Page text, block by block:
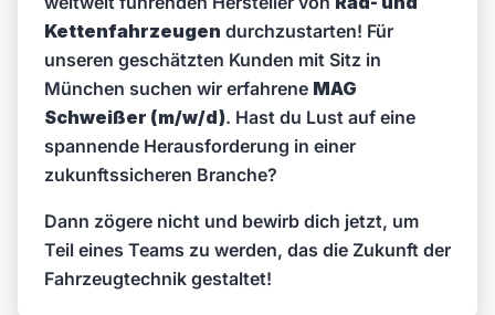
Kettenfahrzeugen durchzustarten! Für
unseren geschätzten Kunden mit Sitz in
München suchen wir erfahrene MAG
Schweißer (m/w/d). Hast du Lust auf eine
spannende Herausforderung in einer
zukunftssicheren Branche?
Dann zögere nicht und bewirb dich jetzt, um
Teil eines Teams zu werden, das die Zukunft der
Fahrzeugtechnik gestaltet!